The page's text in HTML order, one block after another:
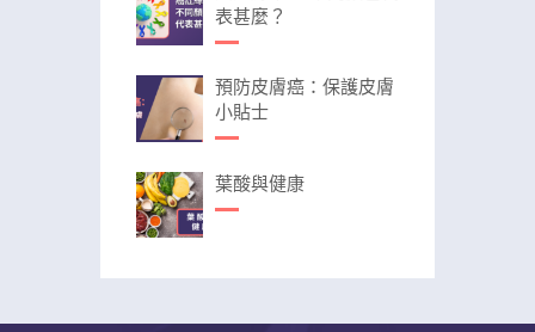
表甚麼？
預防皮膚癌：保護皮膚
小貼士
葉酸與健康